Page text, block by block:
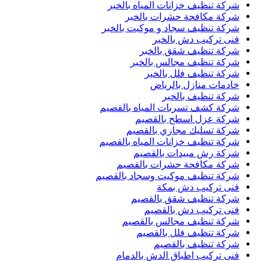
شركة تنظيف خزانات المياه بالخبر
شركة مكافحة حشرات بالخبر
شركة تنظيف سجاد و موكيت بالخبر
فنى تركيب دش بالخبر
شركة تنظيف شقق بالخبر
شركة تنظيف مجالس بالخبر
شركة تنظيف فلل بالخبر
خادمات منازل بالرياض
شركة تنظيف بالخبر
شركة كشف تسربات المياه بالقصيم
شركة عزل اسطح بالقصيم
شركة تسليك مجاري بالقصيم
شركة تنظيف خزانات المياه بالقصيم
شركة رش مبيدات بالقصيم
شركة مكافحة حشرات بالقصيم
شركة تنظيف موكيت وسجاد بالقصيم
فنى تركيب دش بمكة
شركة تنظيف شقق بالقصيم
فنى تركيب دش بالقصيم
شركة تنظيف مجالس بالقصيم
شركة تنظيف فلل بالقصيم
شركة تنظيف بالقصيم
فنى تركيب اطباق الدش بالدمام